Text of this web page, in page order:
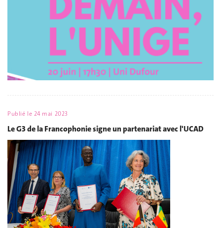
Publié le 24 mai 2023
Le G3 de la Francophonie signe un partenariat avec l'UCAD